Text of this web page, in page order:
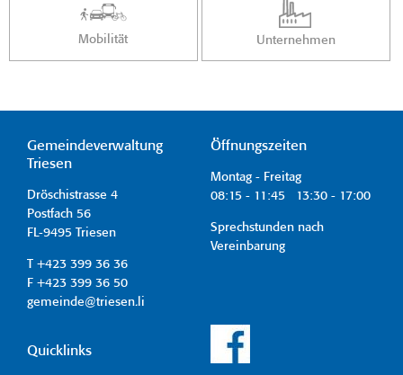
Mobilität Unternehmen
Gemeindeverwaltung
Triesen
Dröschistrasse 4
Postfach 56
FL-9495 Triesen
T +423 399 36 36
F +423 399 36 50
gemeinde@triesen.li
Öffnungszeiten
Montag - Freitag
08:15 - 11:45 13:30 - 17:00
Sprechstunden nach
Vereinbarung
Quicklinks